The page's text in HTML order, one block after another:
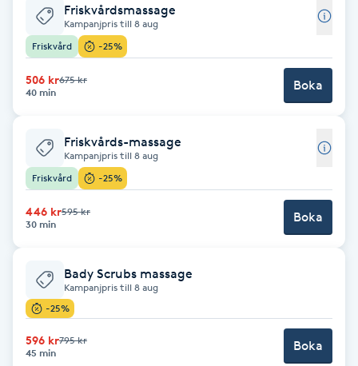
Babylights
Balayage
Bambumassage
Barnklippning
BIAB
Blowout
Bottenfärg
Friskvårdsmassage
Kampanjpris till 8 aug
Friskvård
-25%
506 kr675 kr
40 min
Boka
Friskvårds-massage
Kampanjpris till 8 aug
Friskvård
-25%
446 kr595 kr
30 min
Boka
Bady Scrubs massage
Kampanjpris till 8 aug
-25%
596 kr795 kr
45 min
Boka